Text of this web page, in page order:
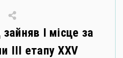
І місце за
ІІІ етапу XХV